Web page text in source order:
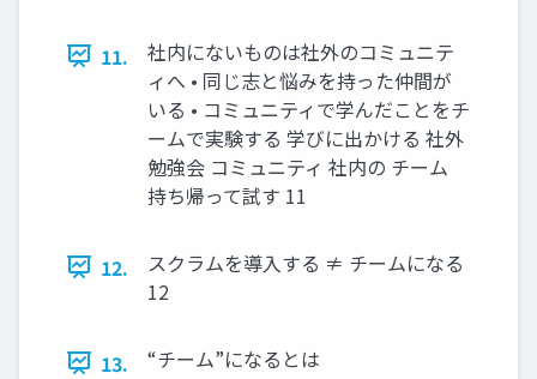
11.
社内にないものは社外のコミュニテ
ィへ • 同じ志と悩みを持った仲間が
いる • コミュニティで学んだことをチ
ームで実験する 学びに出かける 社外
勉強会 コミュニティ 社内の チーム
持ち帰って試す 11
12.
スクラムを導入する ≠ チームになる
12
13. “チーム”になるとは